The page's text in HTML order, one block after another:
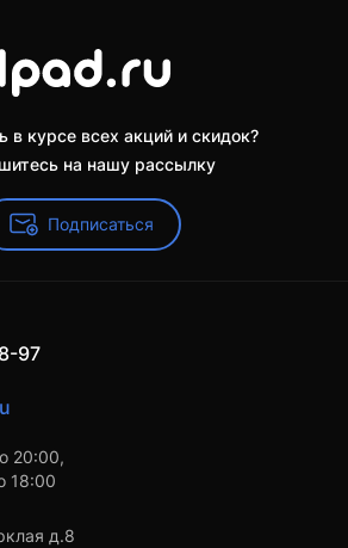
в курсе всех акций и скидок?
на нашу рассылку
Подписаться
97
20:00,
18:00
д.8